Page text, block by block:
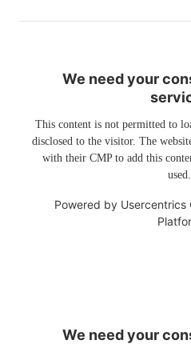
We need your
This content is not permitted to
disclosed to the visitor. The
with their CMP to add this
used.
Powered by Usercentrics
We need your